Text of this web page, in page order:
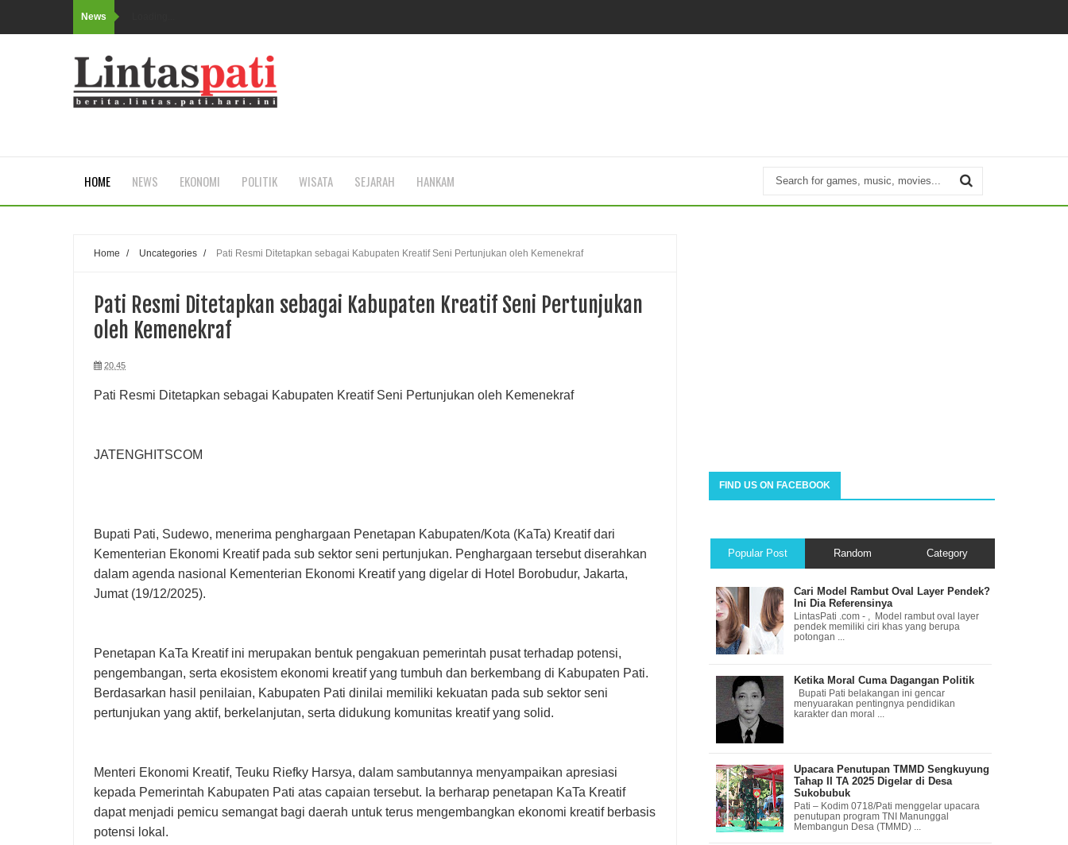
News
HOME NEWS EKONOMI POLITIK WISATA SEJARAH HANKAM
Home / Uncategories / Pati Resmi Ditetapkan sebagai Kabupaten Kreatif Seni Pertunjukan oleh Kemenekraf
Pati Resmi Ditetapkan sebagai Kabupaten Kreatif Seni Pertunjukan
oleh Kemenekraf
20.45
Pati Resmi Ditetapkan sebagai Kabupaten Kreatif Seni Pertunjukan oleh Kemenekraf
JATENGHITSCOM
Bupati Pati, Sudewo, menerima penghargaan Penetapan Kabupaten/Kota (KaTa) Kreatif dari
Kementerian Ekonomi Kreatif pada sub sektor seni pertunjukan. Penghargaan tersebut diserahkan
dalam agenda nasional Kementerian Ekonomi Kreatif yang digelar di Hotel Borobudur, Jakarta,
Jumat (19/12/2025).
Penetapan KaTa Kreatif ini merupakan bentuk pengakuan pemerintah pusat terhadap potensi,
pengembangan, serta ekosistem ekonomi kreatif yang tumbuh dan berkembang di Kabupaten Pati.
Berdasarkan hasil penilaian, Kabupaten Pati dinilai memiliki kekuatan pada sub sektor seni
pertunjukan yang aktif, berkelanjutan, serta didukung komunitas kreatif yang solid.
Menteri Ekonomi Kreatif, Teuku Riefky Harsya, dalam sambutannya menyampaikan apresiasi
kepada Pemerintah Kabupaten Pati atas capaian tersebut. Ia berharap penetapan KaTa Kreatif
dapat menjadi pemicu semangat bagi daerah untuk terus mengembangkan ekonomi kreatif berbasis
potensi lokal.
FIND US ON FACEBOOK
Popular Post Random Category
Cari Model Rambut Oval Layer Pendek?
Ini Dia Referensinya
LintasPati .com - , Model rambut oval layer
pendek memiliki ciri khas yang berupa
potongan ...
Ketika Moral Cuma Dagangan Politik
Bupati Pati belakangan ini gencar
menyuarakan pentingnya pendidikan
karakter dan moral ...
Upacara Penutupan TMMD Sengkuyung
Tahap II TA 2025 Digelar di Desa
Sukobubuk
Pati – Kodim 0718/Pati menggelar upacara
penutupan program TNI Manunggal
Membangun Desa (TMMD) ...